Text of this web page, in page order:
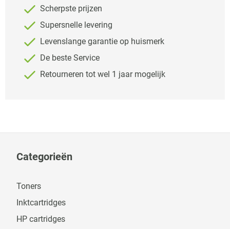
Scherpste prijzen
Supersnelle levering
Levenslange garantie op huismerk
De beste Service
Retourneren tot wel 1 jaar mogelijk
Categorieën
Toners
Inktcartridges
HP cartridges